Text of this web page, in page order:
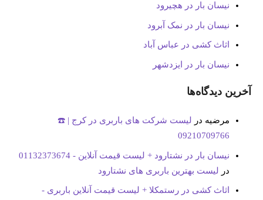
نیسان بار در هچیرود
نیسان بار در نمک آبرود
اثاث کشی در عباس آباد
نیسان بار در ایزدشهر
آخرین دیدگاه‌ها
مرضیه در لیست شرکت های باربری در کرج | ☎️
09210709766
نیسان بار در نشتارود + لیست قیمت آنلاین - 01132373674
در لیست بهترین باربری های نشتارود
اثاث کشی در رستمکلا + لیست قیمت آنلاین باربری -